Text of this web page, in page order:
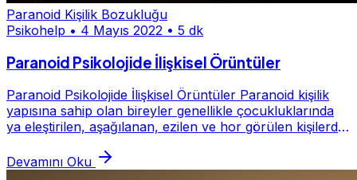
Paranoid Kişilik Bozukluğu
Psikohelp • 4 Mayıs 2022 • 5 dk
Paranoid Psikolojide İlişkisel Örüntüler
Paranoid Psikolojide İlişkisel Örüntüler Paranoid kişilik
yapısına sahip olan bireyler genellikle çocukluklarında
ya eleştirilen, aşağılanan, ezilen ve hor görülen kişilerdir
Devamını Oku